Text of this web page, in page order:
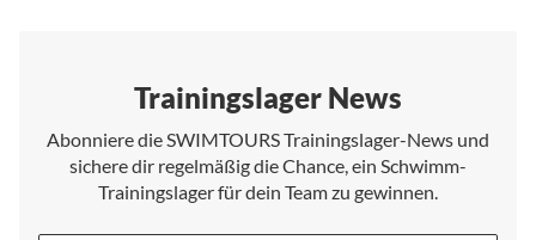
Trainingslager News
Abonniere die SWIMTOURS Trainingslager-News und
sichere dir regelmäßig die Chance, ein Schwimm-
Trainingslager für dein Team zu gewinnen.